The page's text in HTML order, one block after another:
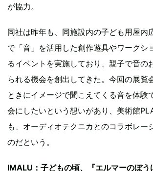
が協力。
同社は昨年も、同施設内の子ども用屋内
で「音」を活用した創作遊具やワークシ
るイベントを実施しており、親子で音の
られる機会を創出してきた。今回の展覧
ときにイメージで聞こえてくる音を体験
会にしたいという想いがあり、美術館
も、オーディオテクニカとのコラボレー
のだという。
IMALU：子どもの頃、『エルマーのぼう